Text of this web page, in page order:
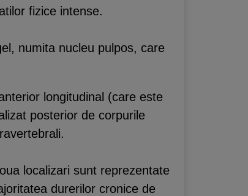
fizice intense.
numita nucleu pulpos, care
longitudinal (care este
posterior de corpurile
localizari sunt reprezentate
durerilor cronice de